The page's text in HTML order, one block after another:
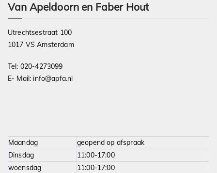
Van Apeldoorn en Faber Hout
Utrechtsestraat 100
1017 VS Amsterdam
Tel: 020-4273099
E- Mail: info@apfa.nl
Maandag
geopend op afspraak
Dinsdag
11:00-17:00
woensdag
11:00-17:00